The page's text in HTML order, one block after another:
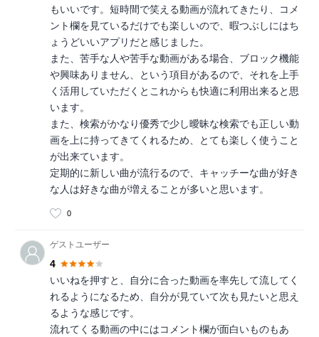
もいいです。短時間で笑える動画が流れてきたり、コメ
ント欄を見ているだけでも楽しいので、暇つぶしにはち
ょうどいいアプリだと感じました。
また、苦手な人や苦手な動画がある場合、ブロック機能
や興味ありません、という項目があるので、それを上手
く活用していただくとこれからも快適に利用出来ると思
います。
また、検索がかなり優秀で少し曖昧な検索でも正しい動
画を上に持ってきてくれるため、とても楽しく使うこと
が出来ています。
定期的に新しい曲が流行るので、キャッチーな曲が好き
な人は好きな曲が増えることが多いと思います。
0
ゲストユーザー
4
いいねを押すと、自分に合った動画を率先して流してく
れるようになるため、自分が見ていて次も見たいと思え
るような感じです。
流れてくる動画の中にはコメント欄が面白いものもあ